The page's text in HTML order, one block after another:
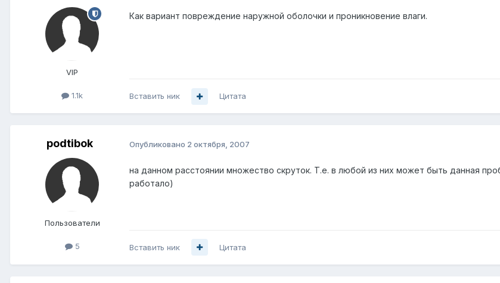
VIP
1.1k
Как вариант повреждение наружной оболочки и проникновение влаги.
Вставить ник Цитата
podtibok
Пользователи
5
Опубликовано 2 октября, 2007
на данном расстоянии множество скруток. Т.е. в любой из них может быть данная
работало)
Вставить ник Цитата